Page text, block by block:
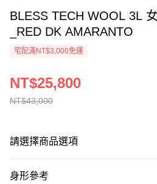
BLESS TECH WOOL 3L
_RED DK AMARANTO
宅配滿NT$3,000免運
NT$43,000
NT$25,800
請選擇商品選項
身形參考